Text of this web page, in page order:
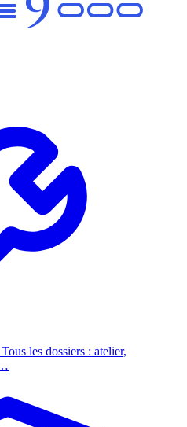
Tous les dossiers : atelier,